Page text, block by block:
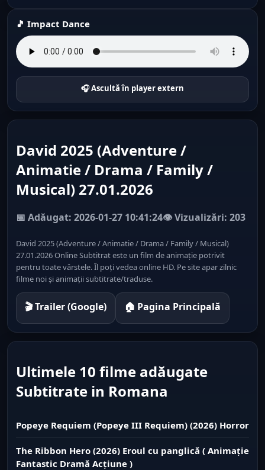
🎵 Impact Dance
🎧 Ascultă în player extern
David 2025 (Adventure /
Animatie / Drama / Family /
Musical) 27.01.2026
📅 Adăugat: 2026-01-27 10:41:24👁️ Vizualizări: 203
David 2025 (Adventure / Animatie / Drama / Family / Musical)
27.01.2026 Online Subtitrat este un film de animație potrivit
pentru toate vârstele. Îl poți vedea online HD. Pe site apar zilnic
filme noi și animații subtitrate/traduse.
🎬 Trailer (Google) 🏠 Pagina Principală
Ultimele 10 filme adăugate
Subtitrate in Romana
Popeye Requiem (Popeye III Requiem) (2026) Horror
The Ribbon Hero (2026) Eroul cu panglică ( Animație
Fantastic Dramă Acțiune )